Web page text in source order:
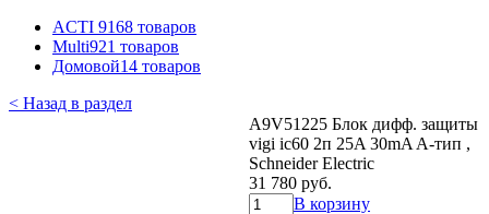
ACTI 9168 товаров
Multi921 товаров
Домовой14 товаров
< Назад в раздел
A9V51225 Блок дифф. защиты
vigi ic60 2п 25A 30mA A-тип ,
Schneider Electric
31 780 руб.
В корзину